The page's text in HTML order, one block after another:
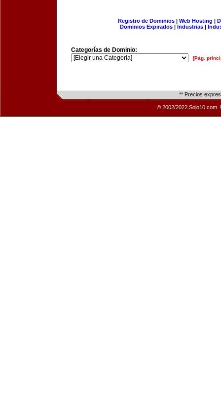
Registro de Dominios| Web Hosting |
Dominios Expirados | Industrias |
Categorías de Dominio:
[Pág.
** Precios
© 2002/2022 Solo10.com